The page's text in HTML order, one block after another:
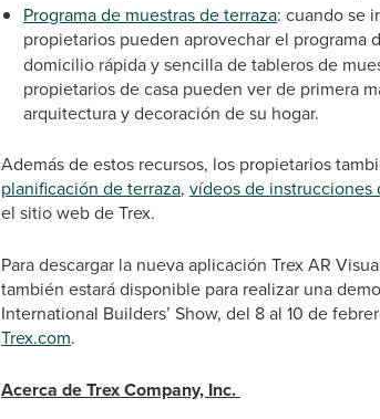
Programa de muestras de terraza: cuando se
propietarios pueden aprovechar el programa
domicilio rápida y sencilla de tableros de
propietarios de casa pueden ver de primera
arquitectura y decoración de su hogar.
Además de estos recursos, los propietarios
planificación de terraza, vídeos de instrucciones
el sitio web de Trex.
Para descargar la nueva aplicación Trex AR
también estará disponible para realizar una
International Builders’ Show, del 8 al 10 de
Trex.com.
Acerca de Trex Company, Inc.